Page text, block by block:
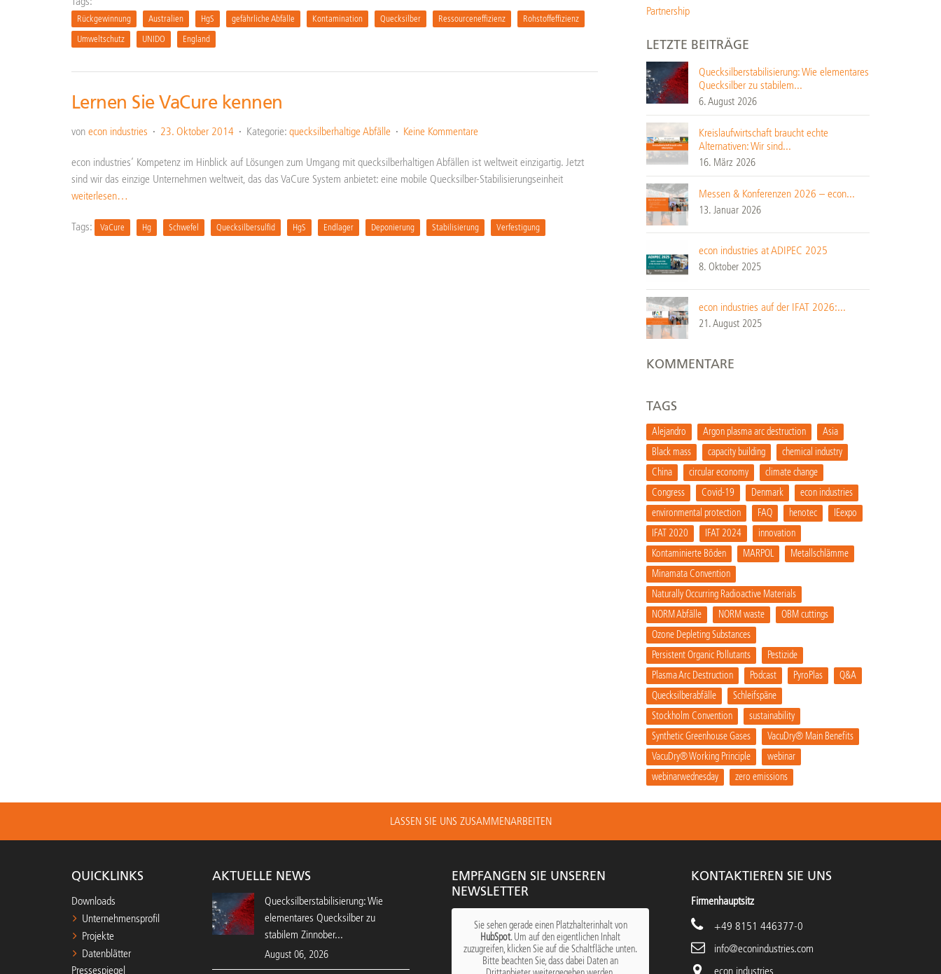
Rückgewinnung Australien HgS gefährliche Abfälle Kontamination Quecksilber Ressourceneffizienz
Rohstoffeffizienz
Umweltschutz
UNIDO England
Lernen Sie VaCure kennen
von econ industries 23. Oktober 2014 Kategorie: quecksilberhaltige Abfälle Keine Kommentare
econ industries‘ Kompetenz im Hinblick auf Lösungen zum Umgang mit quecksilberhaltigen Abfällen ist weltweit einzigartig. Jetzt
sind wir das einzige Unternehmen weltweit, das das VaCure System anbietet: eine mobile Quecksilber-Stabilisierungseinheit
weiterlesen…
Tags: VaCure Hg Schwefel Quecksilbersulfid HgS Endlager Deponierung Stabilisierung Verfestigung
Partnership
LETZTE BEITRÄGE
Quecksilberstabilisierung: Wie elementares
Quecksilber zu stabilem...
6. August 2026
Kreislaufwirtschaft braucht echte
Alternativen: Wir sind...
16. März 2026
Messen & Konferenzen 2026 – econ...
13. Januar 2026
econ industries at ADIPEC 2025
8. Oktober 2025
econ industries auf der IFAT 2026:...
21. August 2025
KOMMENTARE
TAGS
Alejandro Argon plasma arc destruction
Asia
Black mass
capacity building
chemical industry
China
circular economy
climate change
Congress
Covid-19 Denmark
econ industries
environmental protection
FAQ henotec
IEexpo
IFAT 2020
IFAT 2024
innovation
Kontaminierte Böden
MARPOL
Metallschlämme
Minamata Convention
Naturally Occurring Radioactive Materials
NORM Abfälle
NORM waste
OBM cuttings
Ozone Depleting Substances
Persistent Organic Pollutants
Pestizide
Plasma Arc Destruction
Podcast PyroPlas
Q&A
Quecksilberabfälle
Schleifspäne
Stockholm Convention
sustainability
Synthetic Greenhouse Gases
VacuDry® Main Benefits
VacuDry® Working Principle
webinar
webinarwednesday
zero emissions
LASSEN SIE UNS ZUSAMMENARBEITEN
QUICKLINKS
Downloads
Unternehmensprofil
Projekte
Datenblätter
Pressespiegel
AKTUELLE NEWS
Quecksilberstabilisierung: Wie
elementares Quecksilber zu
stabilem Zinnober...
August 06, 2026
EMPFANGEN SIE UNSEREN
NEWSLETTER
Sie sehen gerade einen Platzhalterinhalt von
HubSpot. Um auf den eigentlichen Inhalt
zuzugreifen, klicken Sie auf die Schaltfläche unten.
Bitte beachten Sie, dass dabei Daten an
KONTAKTIEREN SIE UNS
Firmenhauptsitz
+49 8151 446377-0
info@econindustries.com
econ industries